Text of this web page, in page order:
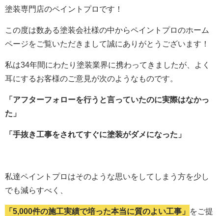
塗装専門店のペイントプロです！
この度は数ある塗装会社様の中からペイントプロのホーム
ページをご覧いただきまして誠にありがとうございます！
私は34年間にわたり塗装業界に携わってきましたが、よく
耳にするお客様のご意見が次のようなものです。
「アフターフォローを行うと言っていたのに実際はなかっ
た」
「手抜き工事をされてすぐに塗装がダメになった」
私達ペイントプロはそのような思いをしてしまう方を少し
でも減らすべく、
「5,000件の施工実績で培った本当に質のよい工事」
をご提